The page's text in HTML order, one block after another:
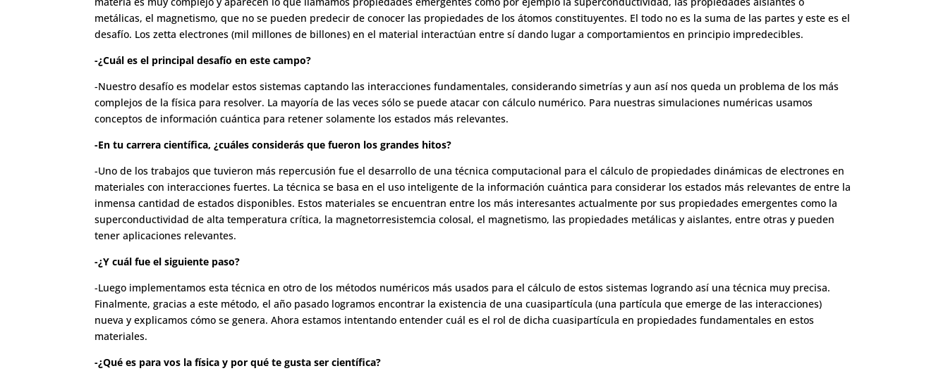
metálicas, el magnetismo, que no se pueden predecir de conocer las propiedades de los átomos constituyentes. El todo no es la suma de las partes y este es el
desafío. Los zetta electrones (mil millones de billones) en el material interactúan entre sí dando lugar a comportamientos en principio impredecibles.
-¿Cuál es el principal desafío en este campo?
-Nuestro desafío es modelar estos sistemas captando las interacciones fundamentales, considerando simetrías y aun así nos queda un problema de los más
complejos de la física para resolver. La mayoría de las veces sólo se puede atacar con cálculo numérico. Para nuestras simulaciones numéricas usamos
conceptos de información cuántica para retener solamente los estados más relevantes.
-En tu carrera científica, ¿cuáles considerás que fueron los grandes hitos?
-Uno de los trabajos que tuvieron más repercusión fue el desarrollo de una técnica computacional para el cálculo de propiedades dinámicas de electrones en
materiales con interacciones fuertes. La técnica se basa en el uso inteligente de la información cuántica para considerar los estados más relevantes de entre la
inmensa cantidad de estados disponibles. Estos materiales se encuentran entre los más interesantes actualmente por sus propiedades emergentes como la
superconductividad de alta temperatura crítica, la magnetorresistemcia colosal, el magnetismo, las propiedades metálicas y aislantes, entre otras y pueden
tener aplicaciones relevantes.
-¿Y cuál fue el siguiente paso?
-Luego implementamos esta técnica en otro de los métodos numéricos más usados para el cálculo de estos sistemas logrando así una técnica muy precisa.
Finalmente, gracias a este método, el año pasado logramos encontrar la existencia de una cuasipartícula (una partícula que emerge de las interacciones)
nueva y explicamos cómo se genera. Ahora estamos intentando entender cuál es el rol de dicha cuasipartícula en propiedades fundamentales en estos
materiales.
-¿Qué es para vos la física y por qué te gusta ser científica?